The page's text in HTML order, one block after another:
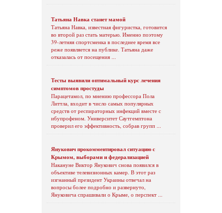
Татьяна Навка станет мамой
Татьяна Навка, известная фигуристка, готовится
во второй раз стать матерью. Именно поэтому
39-летняя спортсменка в последнее время все
реже появляется на публике. Татьяна даже
отказалась от посещения ...
Тесты выявили оптимальный курс лечения
симптомов простуды
Парацетамол, по мнению профессора Пола
Литтла, входит в число самых популярных
средств от респираторных инфекций вместе с
ибупрофеном. Университет Саутгемптона
проверил его эффективность, собрав групп ...
Янукович прокомментировал ситуацию с
Крымом, выборами и федерализацией
Накануне Виктор Янукович снова появился в
объективе телевизионных камер. В этот раз
изгнанный президент Украины отвечал на
вопросы более подробно и развернуто,
Януковича спрашивали о Крыме, о перспект ...